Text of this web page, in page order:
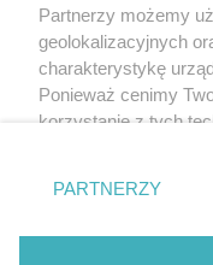
Partnerzy możemy
geolokalizacyjnych
charakterystykę
Ponieważ cenimy
korzystanie z tych
zmienić/wycofać
znajdujący się w
rodzaje
użytkownika, ale
PARTNERZY